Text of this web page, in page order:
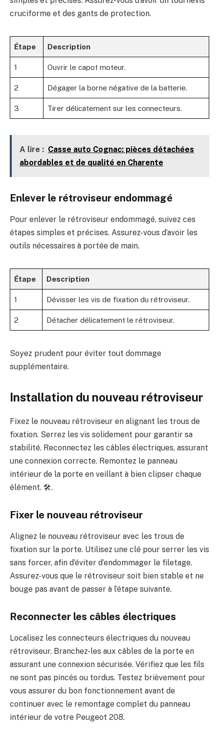
cruciforme et des gants de protection.
Étape Description
1 Ouvrir le capot moteur.
2 Dégager la borne négative de la batterie.
3 Tirer délicatement sur les connecteurs.
A lire : Casse auto Cognac: pièces détachées
abordables et de qualité en Charente
Enlever le rétroviseur endommagé
Pour enlever le rétroviseur endommagé, suivez ces
étapes simples et précises. Assurez-vous d’avoir les
outils nécessaires à portée de main.
Étape Description
1 Dévisser les vis de fixation du rétroviseur.
2 Détacher délicatement le rétroviseur.
Soyez prudent pour éviter tout dommage
supplémentaire.
Installation du nouveau rétroviseur
Fixez le nouveau rétroviseur en alignant les trous de
fixation. Serrez les vis solidement pour garantir sa
stabilité. Reconnectez les câbles électriques, assurant
une connexion correcte. Remontez le panneau
intérieur de la porte en veillant à bien clipser chaque
élément. 🛠️.
Fixer le nouveau rétroviseur
Alignez le nouveau rétroviseur avec les trous de
fixation sur la porte. Utilisez une clé pour serrer les vis
sans forcer, afin d’éviter d’endommager le filetage.
Assurez-vous que le rétroviseur soit bien stable et ne
bouge pas avant de passer à l’étape suivante.
Reconnecter les câbles électriques
Localisez les connecteurs électriques du nouveau
rétroviseur. Branchez-les aux câbles de la porte en
assurant une connexion sécurisée. Vérifiez que les fils
ne sont pas pincés ou tordus. Testez brièvement pour
vous assurer du bon fonctionnement avant de
continuer avec le remontage complet du panneau
intérieur de votre Peugeot 208.